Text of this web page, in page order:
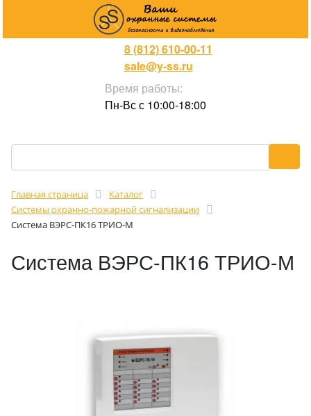
8 (812) 610-00-11
sale@y-ss.ru
Время работы:
Пн-Вс с 10:00-18:00
Главная страница
Каталог
Cистемы охранно-пожарной сигнализации
Система ВЭРС-ПК16 ТРИО-М
Система ВЭРС-ПК16 ТРИО-М